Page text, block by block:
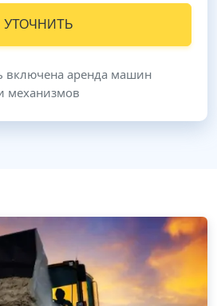
УТОЧНИТЬ
включена аренда машин
механизмов